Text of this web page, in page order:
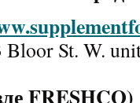
Bloor St. W.
FRESHCO)